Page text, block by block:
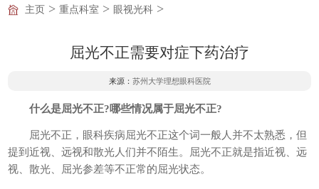
主页> 重点科室 > 眼视光科>
屈光不正需要对症下药治疗
来源： 苏州大学理想眼科医院
什么是屈光不正?哪些情况属于屈光不正?
屈光不正，眼科疾病屈光不正这个词一般人并不太熟悉，但
提到近视、远视和散光人们并不陌生。屈光不正就是指近视、远
视、散光、屈光参差等不正常的屈光状态。